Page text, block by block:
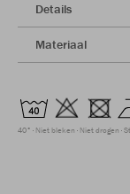
Details
Materiaal
40° Niet bleken Niet drogen